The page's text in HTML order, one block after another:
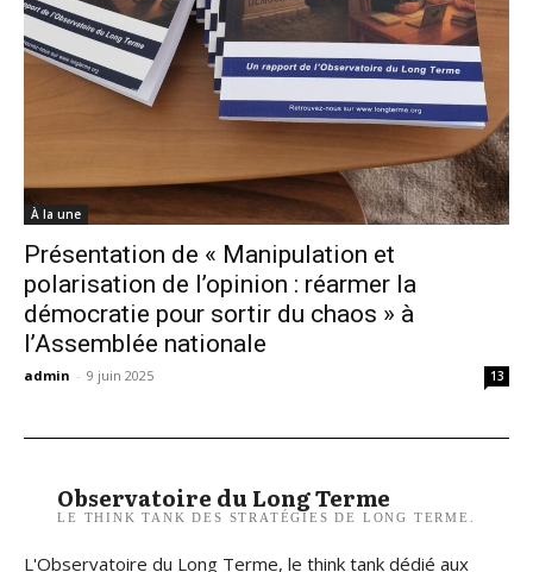
À la une
Présentation de « Manipulation et
polarisation de l’opinion : réarmer la
démocratie pour sortir du chaos » à
l’Assemblée nationale
admin - 9 juin 2025 13
Observatoire du Long Terme
LE THINK TANK DES STRATÉGIES DE LONG TERME.
L'Observatoire du Long Terme, le think tank dédié aux